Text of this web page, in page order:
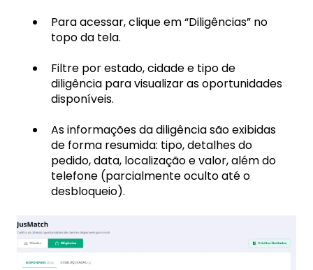
Para acessar, clique em “Diligências” no
topo da tela.
Filtre por estado, cidade e tipo de
diligência para visualizar as oportunidades
disponíveis.
As informações da diligência são exibidas
de forma resumida: tipo, detalhes do
pedido, data, localização e valor, além do
telefone (parcialmente oculto até o
desbloqueio).